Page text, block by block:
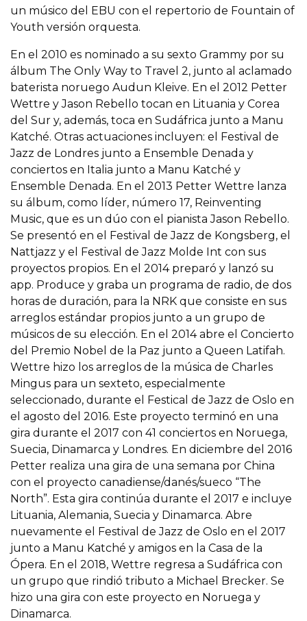
un músico del EBU con el repertorio de Fountain of
Youth versión orquesta.
En el 2010 es nominado a su sexto Grammy por su
álbum The Only Way to Travel 2, junto al aclamado
baterista noruego Audun Kleive. En el 2012 Petter
Wettre y Jason Rebello tocan en Lituania y Corea
del Sur y, además, toca en Sudáfrica junto a Manu
Katché. Otras actuaciones incluyen: el Festival de
Jazz de Londres junto a Ensemble Denada y
conciertos en Italia junto a Manu Katché y
Ensemble Denada. En el 2013 Petter Wettre lanza
su álbum, como líder, número 17, Reinventing
Music, que es un dúo con el pianista Jason Rebello.
Se presentó en el Festival de Jazz de Kongsberg, el
Nattjazz y el Festival de Jazz Molde Int con sus
proyectos propios. En el 2014 preparó y lanzó su
app. Produce y graba un programa de radio, de dos
horas de duración, para la NRK que consiste en sus
arreglos estándar propios junto a un grupo de
músicos de su elección. En el 2014 abre el Concierto
del Premio Nobel de la Paz junto a Queen Latifah.
Wettre hizo los arreglos de la música de Charles
Mingus para un sexteto, especialmente
seleccionado, durante el Festical de Jazz de Oslo en
el agosto del 2016. Este proyecto terminó en una
gira durante el 2017 con 41 conciertos en Noruega,
Suecia, Dinamarca y Londres. En diciembre del 2016
Petter realiza una gira de una semana por China
con el proyecto canadiense/danés/sueco “The
North”. Esta gira continúa durante el 2017 e incluye
Lituania, Alemania, Suecia y Dinamarca. Abre
nuevamente el Festival de Jazz de Oslo en el 2017
junto a Manu Katché y amigos en la Casa de la
Ópera. En el 2018, Wettre regresa a Sudáfrica con
un grupo que rindió tributo a Michael Brecker. Se
hizo una gira con este proyecto en Noruega y
Dinamarca.